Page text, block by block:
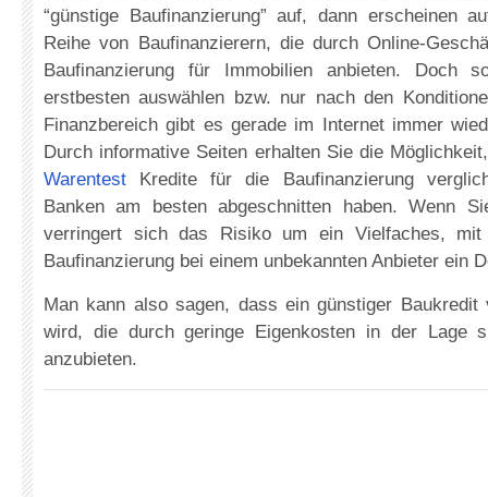
“günstige Baufinanzierung” auf, dann erscheinen
Reihe von Baufinanzierern, die durch Online-
Baufinanzierung für Immobilien anbieten. Doch
erstbesten auswählen bzw. nur nach den
Finanzbereich gibt es gerade im Internet immer
Durch informative Seiten erhalten Sie die
Warentest Kredite für die Baufinanzierung
Banken am besten abgeschnitten haben. Wenn
verringert sich das Risiko um ein Vielfaches,
Baufinanzierung bei einem unbekannten Anbieter ein
Man kann also sagen, dass ein günstiger Baukredit
wird, die durch geringe Eigenkosten in der Lage
anzubieten.